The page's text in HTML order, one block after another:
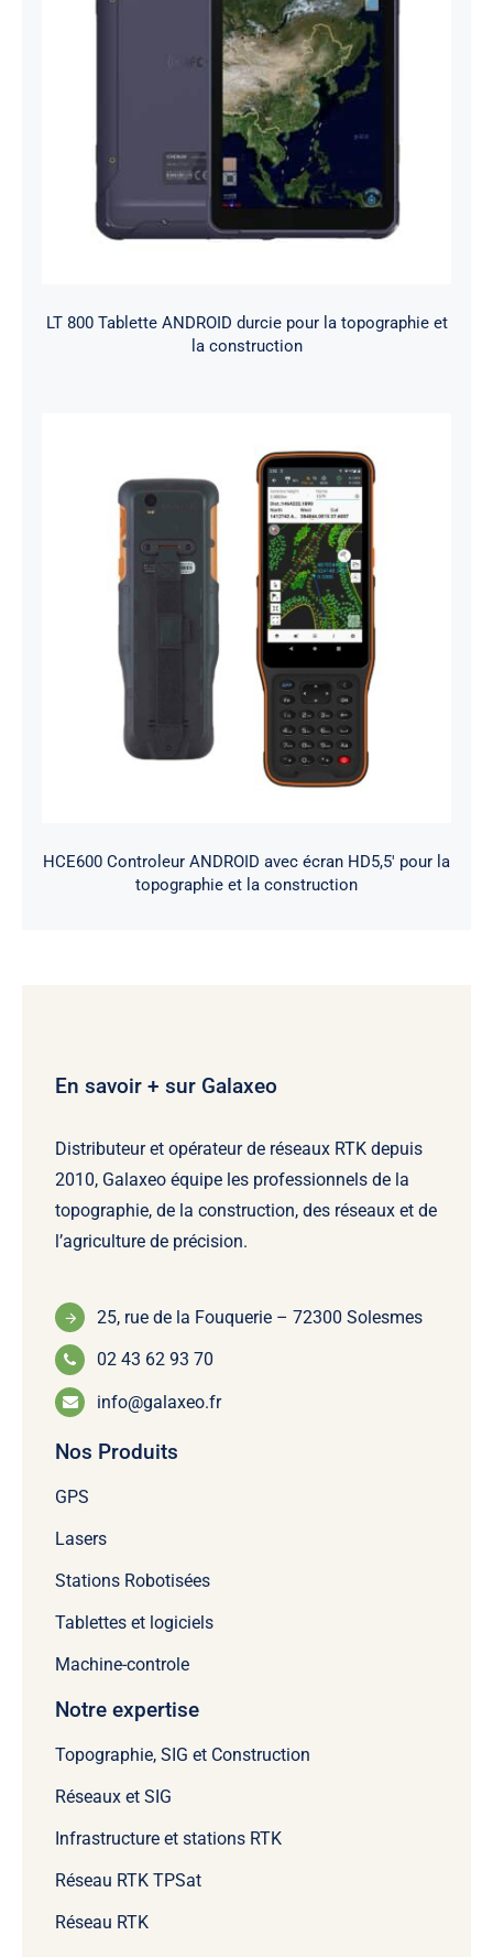
LT 800 Tablette ANDROID durcie pour la topographie et
la construction
HCE600 Controleur ANDROID avec écran HD5,5′ pour la
topographie et la construction
En savoir + sur Galaxeo
Distributeur et opérateur de réseaux RTK depuis
2010, Galaxeo équipe les professionnels de la
topographie, de la construction, des réseaux et de
l’agriculture de précision.
25, rue de la Fouquerie – 72300 Solesmes
02 43 62 93 70
info@galaxeo.fr
Nos Produits
GPS
Lasers
Stations Robotisées
Tablettes et logiciels
Machine-controle
Notre expertise
Topographie, SIG et Construction
Réseaux et SIG
Infrastructure et stations RTK
Réseau RTK TPSat
Réseau RTK